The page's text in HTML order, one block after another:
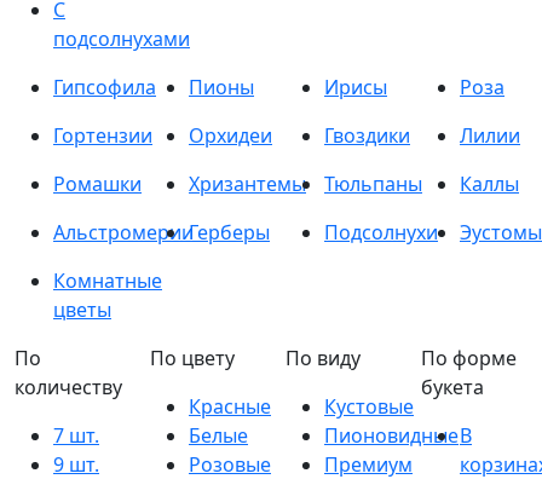
С
подсолнухами
Гипсофила
Пионы Ирисы
Роза
Гортензии
Орхидеи Гвоздики
Лилии
Ромашки
Хризантемы Тюльпаны
Каллы
АльстромерииГерберы Подсолнухи
Эустомы
Комнатные
цветы
По
количеству
7 шт.
9 шт.
По цвету
Красные
Белые
Розовые
По виду
Кустовые
Пионовидные
Премиум
По форме
букета
В